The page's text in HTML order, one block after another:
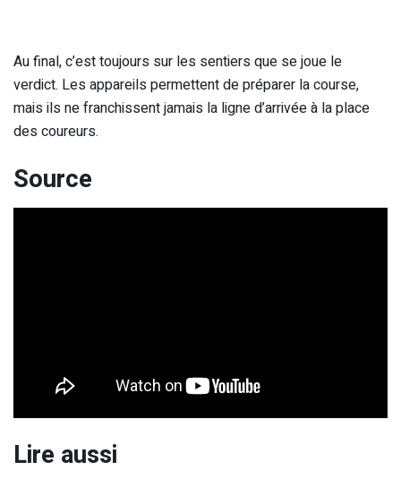
Au final, c’est toujours sur les sentiers que se joue le
verdict. Les appareils permettent de préparer la course,
mais ils ne franchissent jamais la ligne d’arrivée à la place
des coureurs.
Source
Lire aussi